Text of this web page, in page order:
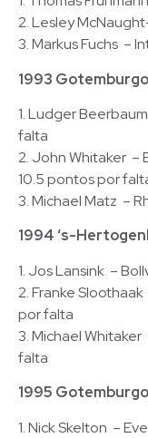
2. Lesley
3. Markus Fuchs –
1993
1. Ludger
falta
2. John Whitaker –
10.5 pontos por
3. Michael Matz –
1994 ‘s-
1. Jos Lansink –
2. Franke
por falta
3. Michael
falta
1995
1. Nick Skelton –